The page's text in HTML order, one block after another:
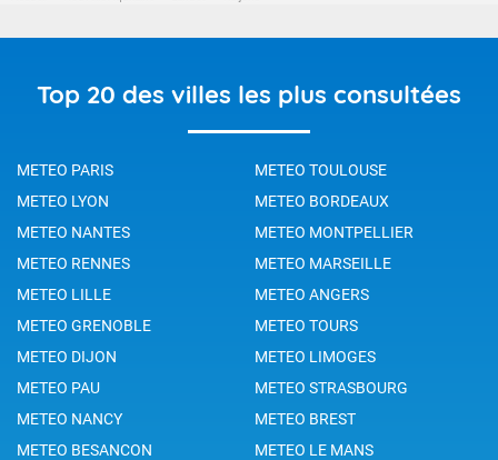
Top 20 des villes les plus consultées
METEO PARIS
METEO TOULOUSE
METEO LYON
METEO BORDEAUX
METEO NANTES
METEO MONTPELLIER
METEO RENNES
METEO MARSEILLE
METEO LILLE
METEO ANGERS
METEO GRENOBLE
METEO TOURS
METEO DIJON
METEO LIMOGES
METEO PAU
METEO STRASBOURG
METEO NANCY
METEO BREST
METEO BESANCON
METEO LE MANS